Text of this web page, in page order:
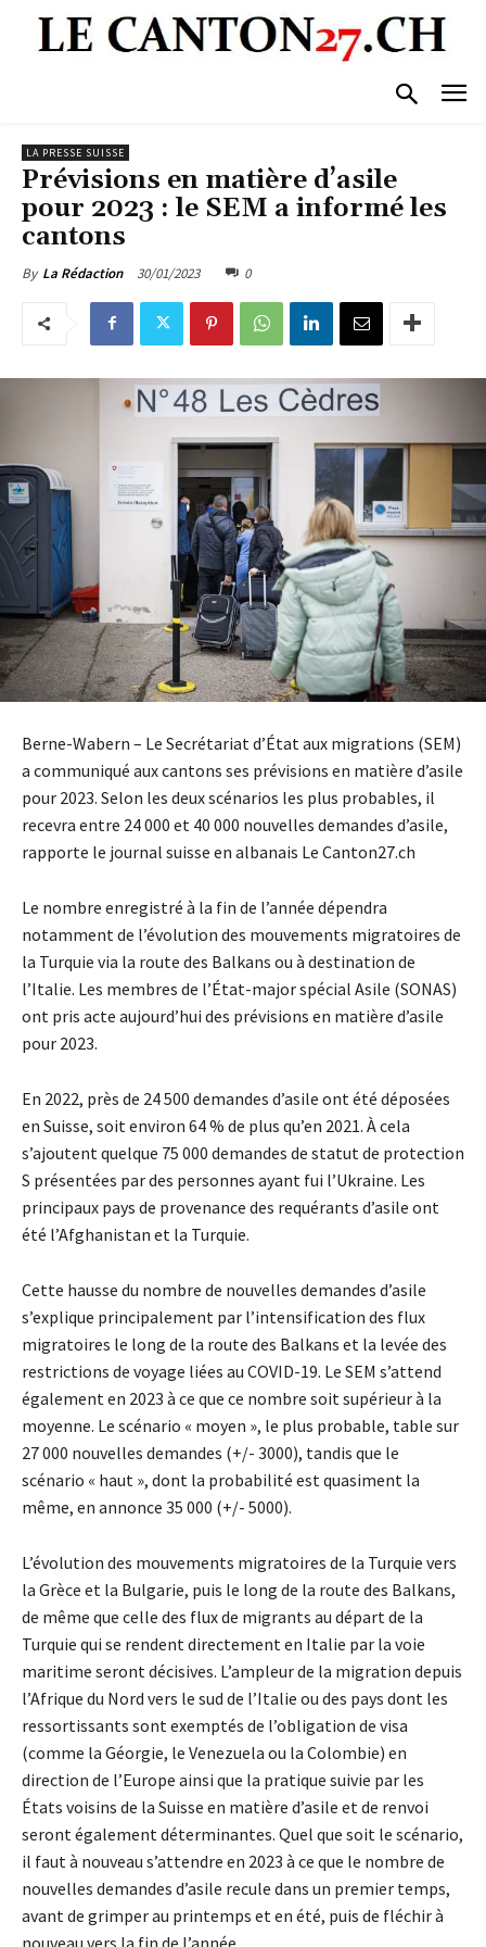
LA PRESSE SUISSE
Prévisions en matière d’asile
pour 2023 : le SEM a informé les
cantons
By La Rédaction 30/01/2023 0
Berne-Wabern – Le Secrétariat d’État aux migrations (SEM)
a communiqué aux cantons ses prévisions en matière d’asile
pour 2023. Selon les deux scénarios les plus probables, il
recevra entre 24 000 et 40 000 nouvelles demandes d’asile,
rapporte le journal suisse en albanais Le Canton27.ch
Le nombre enregistré à la fin de l’année dépendra
notamment de l’évolution des mouvements migratoires de
la Turquie via la route des Balkans ou à destination de
l’Italie. Les membres de l’État-major spécial Asile (SONAS)
ont pris acte aujourd’hui des prévisions en matière d’asile
pour 2023.
En 2022, près de 24 500 demandes d’asile ont été déposées
en Suisse, soit environ 64 % de plus qu’en 2021. À cela
s’ajoutent quelque 75 000 demandes de statut de protection
S présentées par des personnes ayant fui l’Ukraine. Les
principaux pays de provenance des requérants d’asile ont
été l’Afghanistan et la Turquie.
Cette hausse du nombre de nouvelles demandes d’asile
s’explique principalement par l’intensification des flux
migratoires le long de la route des Balkans et la levée des
restrictions de voyage liées au COVID-19. Le SEM s’attend
également en 2023 à ce que ce nombre soit supérieur à la
moyenne. Le scénario « moyen », le plus probable, table sur
27 000 nouvelles demandes (+/- 3000), tandis que le
scénario « haut », dont la probabilité est quasiment la
même, en annonce 35 000 (+/- 5000).
L’évolution des mouvements migratoires de la Turquie vers
la Grèce et la Bulgarie, puis le long de la route des Balkans,
de même que celle des flux de migrants au départ de la
Turquie qui se rendent directement en Italie par la voie
maritime seront décisives. L’ampleur de la migration depuis
l’Afrique du Nord vers le sud de l’Italie ou des pays dont les
ressortissants sont exemptés de l’obligation de visa
(comme la Géorgie, le Venezuela ou la Colombie) en
direction de l’Europe ainsi que la pratique suivie par les
États voisins de la Suisse en matière d’asile et de renvoi
seront également déterminantes. Quel que soit le scénario,
il faut à nouveau s’attendre en 2023 à ce que le nombre de
nouvelles demandes d’asile recule dans un premier temps,
avant de grimper au printemps et en été, puis de fléchir à